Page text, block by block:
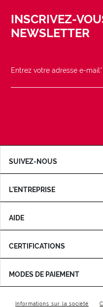
INSCRIVEZ-
NEWSLETTER
SUIVEZ-NOUS
L’ENTREPRISE
AIDE
CERTIFICATIONS
MODES DE PAIEMENT
Informations sur la société